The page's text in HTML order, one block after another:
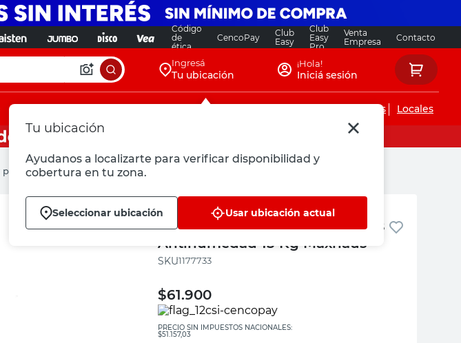
Código
de
ética
CencoPay
Club
Easy
Club
Easy
Pro
Venta
Empresa
Contacto
Ingresá
Tu ubicación
Tu ubicación
Ayudanos a localizarte para verificar disponibilidad y
cobertura en tu zona.
Seleccionar ubicación Usar ubicación actual
¡Hola!
Iniciá sesión
Servicios de instalaciones Locales
Placas Antihumedad 15 Kg Maxhaus
Maxhaus
Adhesivo y Sellador para Placas
Antihumedad 15 Kg Maxhaus
:1177733
$61.900
PRECIO SIN IMPUESTOS NACIONALES:
$51.157,03